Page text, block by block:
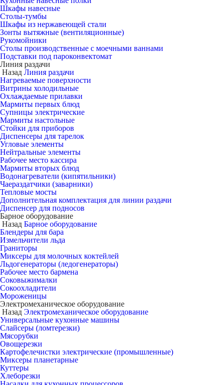
Шкафы навесные
Столы-тумбы
Шкафы из нержавеющей стали
Зонты вытяжные (вентиляционные)
Рукомойники
Столы производственные с моечными ваннами
Подставки под пароконвектомат
Линия раздачи
Назад Линия раздачи
Нагреваемые поверхности
Витрины холодильные
Охлаждаемые прилавки
Мармиты первых блюд
Супницы электрические
Мармиты настольные
Стойки для приборов
Диспенсеры для тарелок
Угловые элементы
Нейтральные элементы
Рабочее место кассира
Мармиты вторых блюд
Водонагреватели (кипятильники)
Чаераздатчики (заварники)
Тепловые мосты
Дополнительная комплектация для линии раздачи
Диспенсер для подносов
Барное оборудование
Назад Барное оборудование
Блендеры для бара
Измельчители льда
Граниторы
Миксеры для молочных коктейлей
Льдогенераторы (ледогенераторы)
Рабочее место бармена
Соковыжималки
Сокоохладители
Мороженицы
Электромеханическое оборудование
Назад Электромеханическое оборудование
Универсальные кухонные машины
Слайсеры (ломтерезки)
Мясорубки
Овощерезки
Картофелечистки электрические (промышленные)
Миксеры планетарные
Куттеры
Хлеборезки